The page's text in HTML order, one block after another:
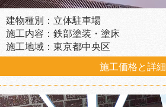
建物種別：立体駐車場
施工内容：鉄部塗装・塗床
施工地域：東京都中央区
施工価格と詳細